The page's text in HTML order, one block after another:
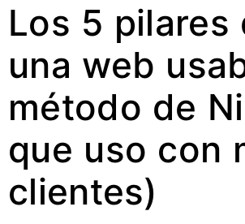
Los 5 pilares
una web
método de
que uso con
clientes)